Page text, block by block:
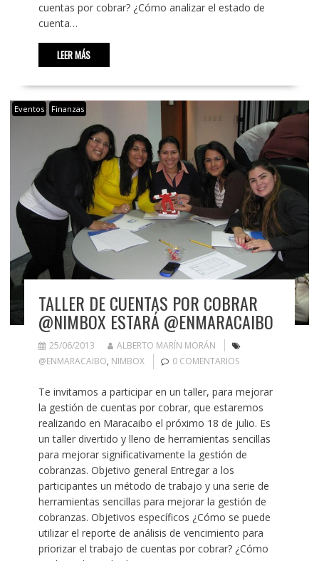
cuentas por cobrar? ¿Cómo analizar el estado de
cuenta…
LEER MÁS
Eventos Finanzas
TALLER DE CUENTAS POR COBRAR
@NIMBOX ESTARÁ @ENMARACAIBO
25/06/2013
ALBERTO MARÍN MORÁN
@ENMARACAIBO, NIMBOX 0 COMENTARIOS
Te invitamos a participar en un taller, para mejorar
la gestión de cuentas por cobrar, que estaremos
realizando en Maracaibo el próximo 18 de julio. Es
un taller divertido y lleno de herramientas sencillas
para mejorar significativamente la gestión de
cobranzas. Objetivo general Entregar a los
participantes un método de trabajo y una serie de
herramientas sencillas para mejorar la gestión de
cobranzas. Objetivos específicos ¿Cómo se puede
utilizar el reporte de análisis de vencimiento para
priorizar el trabajo de cuentas por cobrar? ¿Cómo